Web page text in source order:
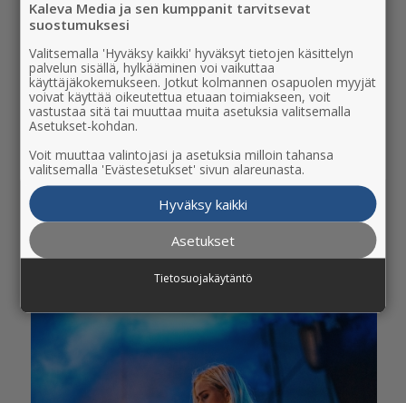
8 – Kuva: Rami Ranta
Kaleva Media ja sen kumppanit tarvitsevat
suostumuksesi
Valitsemalla 'Hyväksy kaikki' hyväksyt tietojen käsittelyn
palvelun sisällä, hylkääminen voi vaikuttaa
käyttäjäkokemukseen. Jotkut kolmannen osapuolen myyjät
voivat käyttää oikeutettua etuaan toimiakseen, voit
vastustaa sitä tai muuttaa muita asetuksia valitsemalla
Asetukset-kohdan.
Voit muuttaa valintojasi ja asetuksia milloin tahansa
valitsemalla 'Evästesetukset' sivun alareunasta.
Hyväksy kaikki
Asetukset
Tietosuojakäytäntö